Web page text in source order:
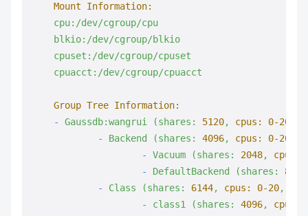
Mount Information:
cpu:/dev/cgroup/cpu
blkio:/dev/cgroup/blkio
cpuset:/dev/cgroup/cpuset
cpuacct:/dev/cgroup/cpuacct
Group Tree Information:
-
Gaussdb:wangrui (shares: 5120, cpus: 0-20
-
Backend (shares: 4096, cpus: 0-20
-
Vacuum (shares: 2048, cpus:
-
DefaultBackend (shares: 8192
-
Class (shares: 6144, cpus: 0-20,
-
class1 (shares: 4096, cpus: